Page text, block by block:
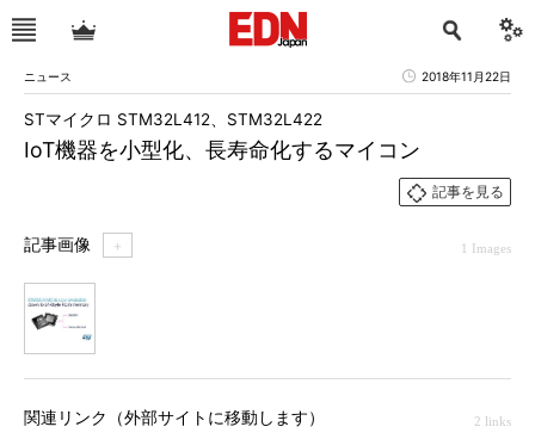
ニュース 2018年11月22日
IoT機器を小型化、長寿命化するマイコン
STマイクロ STM32L412、STM32L422
記事を見る
記事画像 ＋ 1 Images
関連リンク（外部サイトに移動します） 2 links